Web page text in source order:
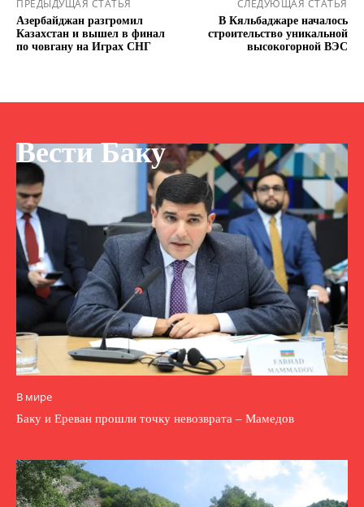
ПРЕДЫДУЩАЯ СТАТЬЯ
Азербайджан разгромил
Казахстан и вышел в финал
по човгану на Играх СНГ
СЛЕДУЮЩАЯ СТАТЬЯ
В Кяльбаджаре началось
строительство уникальной
высокогорной ВЭС
Вести Баку
В мире
Баку и Ереван прошли точку невозврата – Мамедов